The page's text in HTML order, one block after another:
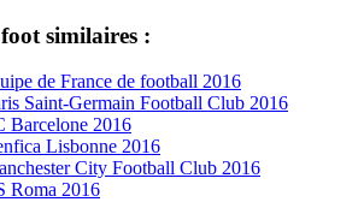
similaires :
de France de football 2016
Saint-Germain Football Club 2016
Barcelone 2016
Lisbonne 2016
City Football Club 2016
Roma 2016